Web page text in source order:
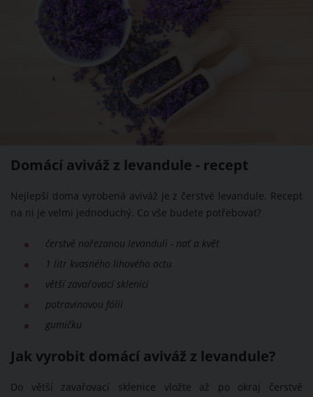
Domácí aviváž z levandule - recept
Nejlepší doma vyrobená aviváž je z čerstvé levandule. Recept
na ni je velmi jednoduchý. Co vše budete potřebovat?
čerstvě nařezanou levanduli - nať a květ
1 litr kvasného lihového octu
větší zavařovací sklenici
potravinovou fólii
gumičku
Jak vyrobit domácí aviváž z levandule?
Do větší zavařovací sklenice vložte až po okraj čerstvě